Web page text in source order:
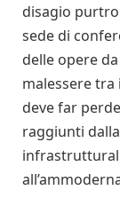
disagio
sede di
delle opere
malessere
deve far
raggiunti